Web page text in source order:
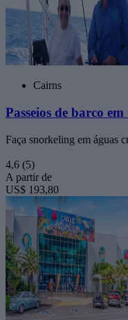
Cairns
Passeios de barco
Faça snorkeling em águas
4,6 (5)
A partir de
US$ 193,80